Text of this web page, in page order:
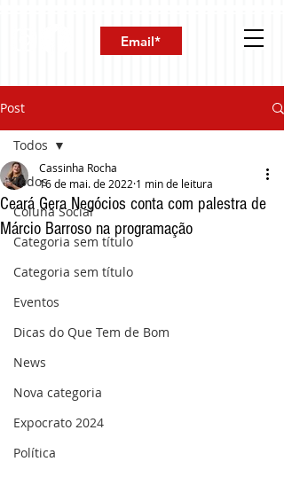
Post
Todos
Coluna Social
Categoria sem título
Categoria sem título
Eventos
Dicas do Que Tem de Bom
News
Nova categoria
Expocrato 2024
Política
Todos
Ceará Gera Negócios conta com palestra de
Márcio Barroso na programação
Cassinha Rocha
16 de mai. de 2022 1 min de leitura